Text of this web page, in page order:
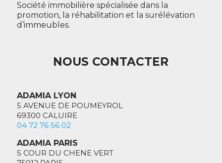
Société immobilière spécialisée dans la
promotion, la réhabilitation et la surélévation
d’immeubles.
NOUS CONTACTER
ADAMIA LYON
5 AVENUE DE POUMEYROL
69300 CALUIRE
04 72 76 56 02
ADAMIA PARIS
5 COUR DU CHENE VERT